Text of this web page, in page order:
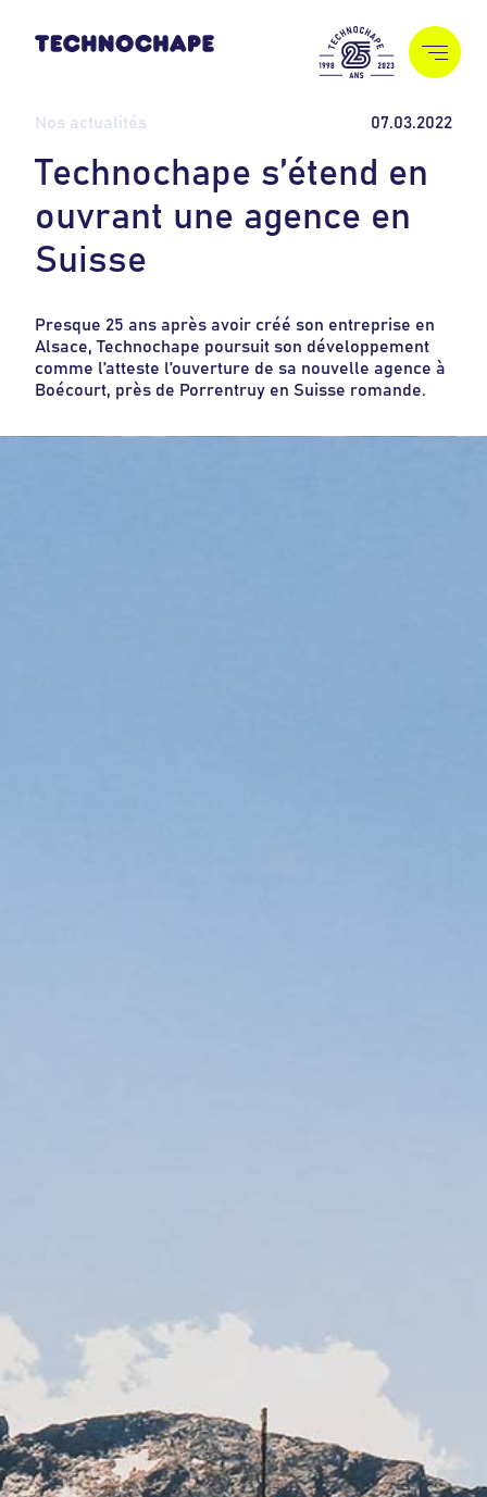
Nos actualités 07.03.2022
Tec hnoc hape s’étend en
ouvrant une agence en
Suisse
Presque 25 ans après avoir créé son entreprise en
Alsace, Technochape poursuit son développement
comme l’atteste l’ouverture de sa nouvelle agence à
Boécourt, près de Porrentruy en Suisse romande.